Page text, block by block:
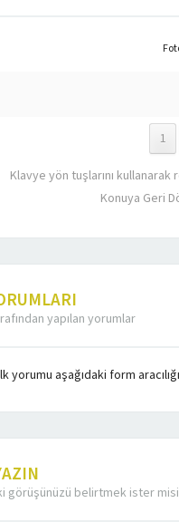
1
Klavye yön tuşlarını
Konuya Geri
yapılan yorumlar
yorumu aşağıdaki form
görüşünüzü belirtmek ister